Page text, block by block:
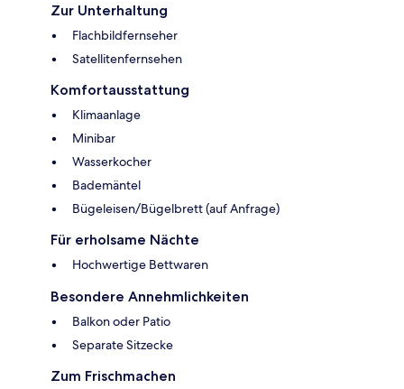
Zur Unterhaltung
Flachbildfernseher
Satellitenfernsehen
Komfortausstattung
Klimaanlage
Minibar
Wasserkocher
Bademäntel
Bügeleisen/Bügelbrett (auf Anfrage)
Für erholsame Nächte
Hochwertige Bettwaren
Besondere Annehmlichkeiten
Balkon oder Patio
Separate Sitzecke
Zum Frischmachen